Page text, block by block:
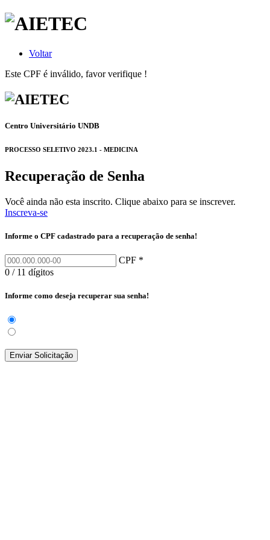
Voltar
Este CPF é inválido, favor verifique !
Centro Universitário UNDB
PROCESSO SELETIVO 2023.1 - MEDICINA
Recuperação de Senha
Você ainda não esta inscrito. Clique abaixo para se inscrever.
Inscreva-se
Informe o CPF cadastrado para a recuperação de senha!
CPF *
0 / 11 dígitos
Informe como deseja recuperar sua senha!
Enviar Solicitação